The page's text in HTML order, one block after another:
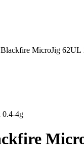
Blackfire MicroJig 62UL